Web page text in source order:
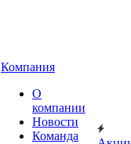
Компания
О
компании
Новости
Команда